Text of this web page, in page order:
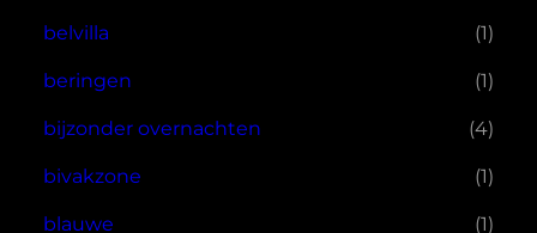
belvilla (1)
beringen (1)
bijzonder overnachten (4)
bivakzone (1)
blauwe (1)